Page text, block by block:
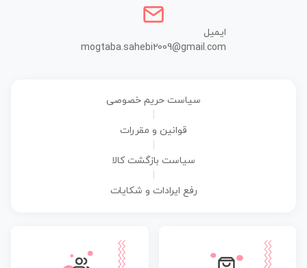
ایمیل
mogtaba.sahebi2009@gmail.com
سیاست حریم خصوصی
قوانین و مقررات
سیاست بازگشت کالا
رفع ایرادات و شکایات